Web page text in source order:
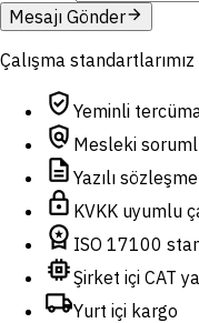
Mesajı Gönderarrow_forward
Çalışma standartlarımız
verified_user Yeminli
policy Mesleki
description Yazılı sözleşme
lock KVKK uyumlu
workspace_premium ISO 17100
memoryŞirket içi CAT
local_shippingYurt içi kargo